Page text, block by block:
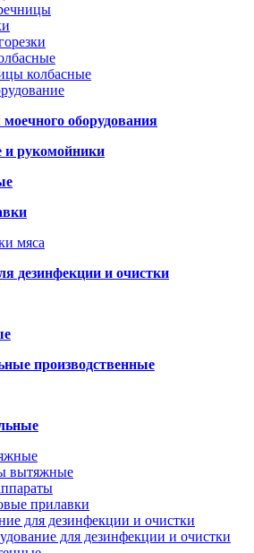
колбасные
оборудования
рукомойники
мяса
дезинфекции и очистки
производственные
вытяжные
прилавки
для дезинфекции и очистки
для дезинфекции и очистки